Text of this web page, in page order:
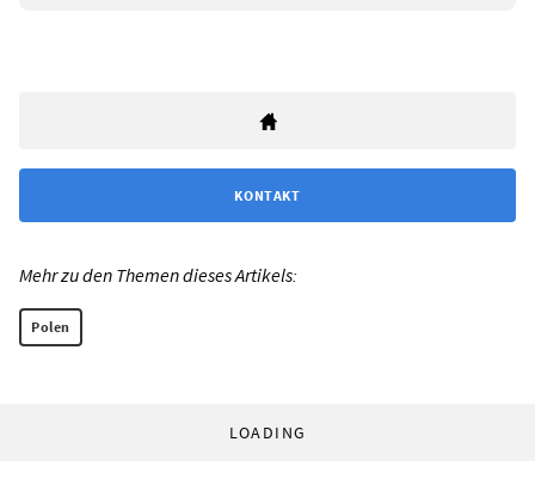
KONTAKT
Mehr zu den Themen dieses Artikels:
Polen
LOADING